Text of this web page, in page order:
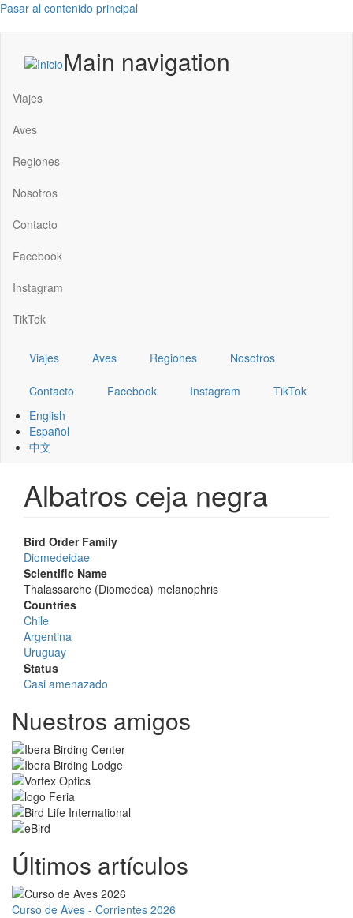
Pasar al contenido principal
Main navigation
Viajes
Aves
Regiones
Nosotros
Contacto
Facebook
Instagram
TikTok
Viajes Aves Regiones Nosotros
Contacto Facebook Instagram
TikTok
English
Español
中文
Albatros ceja negra
Bird Order Family
Diomedeidae
Scientific Name
Thalassarche (Diomedea) melanophris
Countries
Chile
Argentina
Uruguay
Status
Casi amenazado
Nuestros amigos
Últimos artículos
Curso de Aves - Corrientes 2026